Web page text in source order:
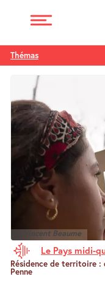
Thémas
© Vincent Beaume
Le Pays midi-
Résidence de territoire
Penne